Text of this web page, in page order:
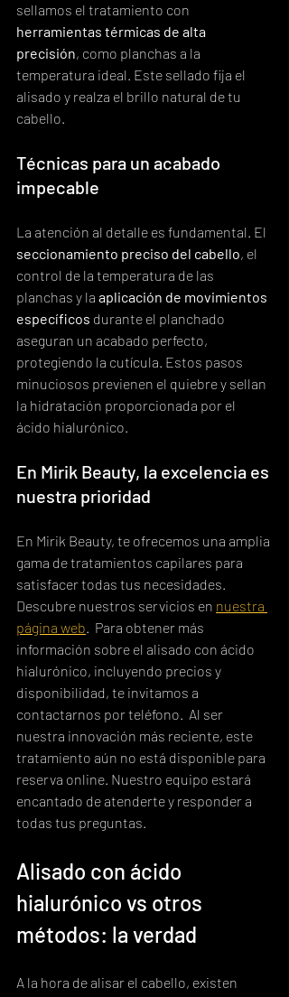
sellamos el tratamiento con
herramientas térmicas de alta
precisión, como planchas a la
temperatura ideal. Este sellado fija el
alisado y realza el brillo natural de tu
cabello.
Técnicas para un acabado
impecable
La atención al detalle es fundamental. El
seccionamiento preciso del cabello, el
control de la temperatura de las
planchas y la aplicación de movimientos
específicos durante el planchado
aseguran un acabado perfecto,
protegiendo la cutícula. Estos pasos
minuciosos previenen el quiebre y sellan
la hidratación proporcionada por el
ácido hialurónico.
En Mirik Beauty, la excelencia es
nuestra prioridad
En Mirik Beauty, te ofrecemos una amplia
gama de tratamientos capilares para
satisfacer todas tus necesidades.
Descubre nuestros servicios en nuestra
página web.  Para obtener más
información sobre el alisado con ácido
hialurónico, incluyendo precios y
disponibilidad, te invitamos a
contactarnos por teléfono.  Al ser
nuestra innovación más reciente, este
tratamiento aún no está disponible para
reserva online. Nuestro equipo estará
encantado de atenderte y responder a
todas tus preguntas.
Alisado con ácido
hialurónico vs otros
métodos: la verdad
A la hora de alisar el cabello, existen